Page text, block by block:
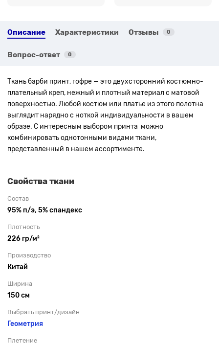
Описание Характеристики Отзывы 0
Вопрос-ответ 0
Ткань барби принт, гофре — это двухсторонний костюмно-
плательный креп, нежный и плотный материал с матовой
поверхностью. Любой костюм или платье из этого полотна
выглядит нарядно с ноткой индивидуальности в вашем
образе. С интересным выбором принта можно
комбинировать однотонными видами ткани,
представленный в нашем ассортименте.
Свойства ткани
Состав
95% п/э, 5% спандекс
Плотность
226 гр/м²
Производство
Китай
Ширина
150 см
Выбрать принт/дизайн
Геометрия
Плетение